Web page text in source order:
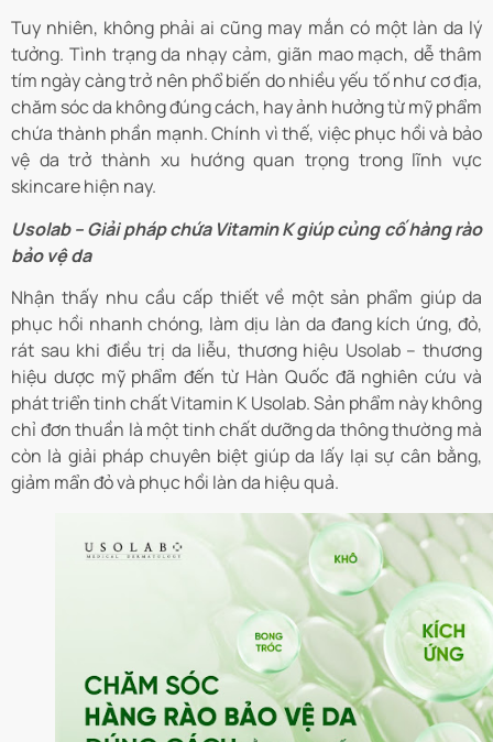
Tuy nhiên, không phải ai cũng may mắn có một làn da lý
tưởng. Tình trạng da nhạy cảm, giãn mao mạch, dễ thâm
tím ngày càng trở nên phổ biến do nhiều yếu tố như cơ địa,
chăm sóc da không đúng cách, hay ảnh hưởng từ mỹ phẩm
chứa thành phần mạnh. Chính vì thế, việc phục hồi và bảo
vệ da trở thành xu hướng quan trọng trong lĩnh vực
skincare hiện nay.
Usolab – Giải pháp chứa Vitamin K giúp củng cố hàng rào
bảo vệ da
Nhận thấy nhu cầu cấp thiết về một sản phẩm giúp da
phục hồi nhanh chóng, làm dịu làn da đang kích ứng, đỏ,
rát sau khi điều trị da liễu, thương hiệu Usolab – thương
hiệu dược mỹ phẩm đến từ Hàn Quốc đã nghiên cứu và
phát triển tinh chất Vitamin K Usolab. Sản phẩm này không
chỉ đơn thuần là một tinh chất dưỡng da thông thường mà
còn là giải pháp chuyên biệt giúp da lấy lại sự cân bằng,
giảm mẩn đỏ và phục hồi làn da hiệu quả.